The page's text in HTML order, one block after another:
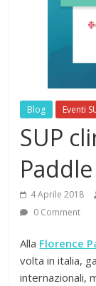
Blog Eventi
SUP
4 Aprile 2018
0 Comment
Alla Florence
volta in italia,
internazionali,